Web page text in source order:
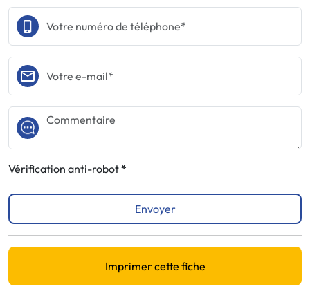
Vérification anti-robot
Envoyer
Imprimer cette fiche